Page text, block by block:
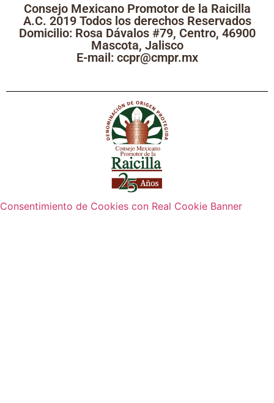
Consejo Mexicano Promotor de la Raicilla
A.C. 2019 Todos los derechos Reservados
Domicilio: Rosa Dávalos #79, Centro, 46900
Mascota, Jalisco
E-mail: ccpr@cmpr.mx
Consentimiento de Cookies con Real Cookie Banner